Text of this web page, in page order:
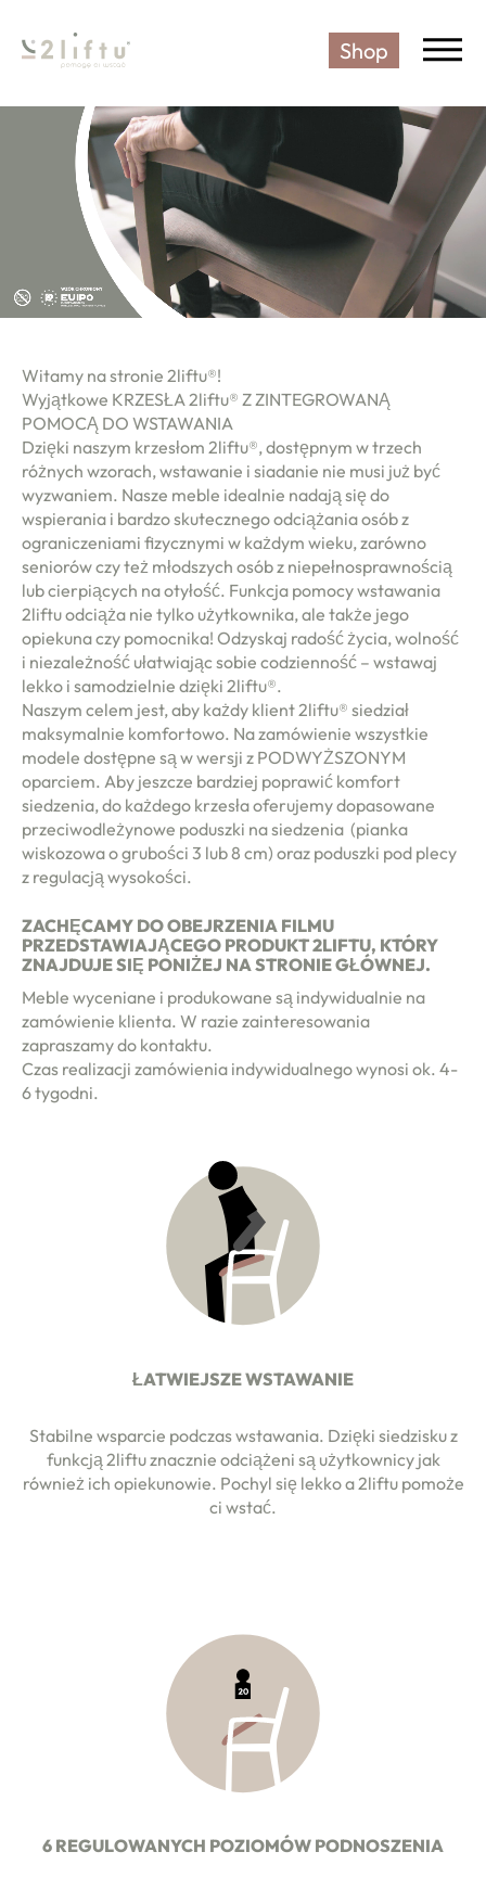
Shop
Witamy na stronie 2liftu®!
Wyjątkowe KRZESŁA 2liftu® Z ZINTEGROWANĄ
POMOCĄ DO WSTAWANIA
Dzięki naszym krzesłom 2liftu®, dostępnym w trzech
różnych wzorach, wstawanie i siadanie nie musi już być
wyzwaniem. Nasze meble idealnie nadają się do
wspierania i bardzo skutecznego odciążania osób z
ograniczeniami fizycznymi w każdym wieku, zarówno
seniorów czy też młodszych osób z niepełnosprawnością
lub cierpiących na otyłość. Funkcja pomocy wstawania
2liftu odciąża nie tylko użytkownika, ale także jego
opiekuna czy pomocnika! Odzyskaj radość życia, wolność
i niezależność ułatwiając sobie codzienność – wstawaj
lekko i samodzielnie dzięki 2liftu®.
Naszym celem jest, aby każdy klient 2liftu® siedział
maksymalnie komfortowo. Na zamówienie wszystkie
modele dostępne są w wersji z PODWYŻSZONYM
oparciem. Aby jeszcze bardziej poprawić komfort
siedzenia, do każdego krzesła oferujemy dopasowane
przeciwodleżynowe poduszki na siedzenia (pianka
wiskozowa o grubości 3 lub 8 cm) oraz poduszki pod plecy
z regulacją wysokości.
ZACHĘCAMY DO OBEJRZENIA FILMU
PRZEDSTAWIAJĄCEGO PRODUKT 2LIFTU, KTÓRY
ZNAJDUJE SIĘ PONIŻEJ NA STRONIE GŁÓWNEJ.
Meble wyceniane i produkowane są indywidualnie na
zamówienie klienta. W razie zainteresowania
zapraszamy do kontaktu.
Czas realizacji zamówienia indywidualnego wynosi ok. 4-
6 tygodni.
ŁATWIEJSZE WSTAWANIE
Stabilne wsparcie podczas wstawania. Dzięki siedzisku z
funkcją 2liftu znacznie odciążeni są użytkownicy jak
również ich opiekunowie. Pochyl się lekko a 2liftu pomoże
ci wstać.
6 REGULOWANYCH POZIOMÓW PODNOSZENIA